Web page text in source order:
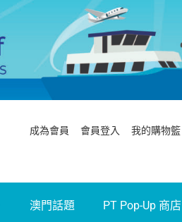
成為會員 會員登入 我的購物籃
澳門話題 PT Pop-Up 商店